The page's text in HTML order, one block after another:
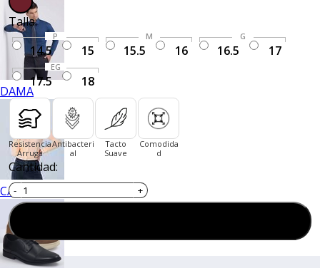
DAMA
CALZADO
Talla:
P
14.5 15
M
15.5 16
G
16.5 17
EG
17.5 18
Resistencia
Arruga
Antibacteri
al
Tacto
Suave
Comodida
d
Cantidad: